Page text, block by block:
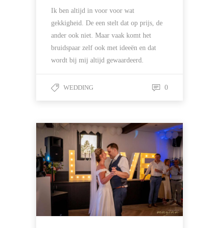
Ik ben altijd in voor voor wat
gekkigheid. De een stelt dat op prijs, de
ander ook niet. Maar vaak komt het
bruidspaar zelf ook met ideeën en dat
wordt bij mij altijd gewaardeerd.
WEDDING 0